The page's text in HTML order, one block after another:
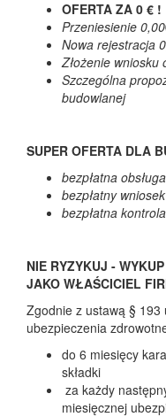
OFERTA ZA 0 € !
Przeniesienie
Nowa rejestracja
Złożenie
Szczególna
budowlanej
SUPER OFERTA DLA
bezpłatna
bezpłatny
bezpłatna
NIE RYZYKUJ -
JAKO WŁAŚCICIEL
Zgodnie z ustawą § 193
ubezpieczenia
do 6 miesięcy
składki
za każdy
miesięcznej